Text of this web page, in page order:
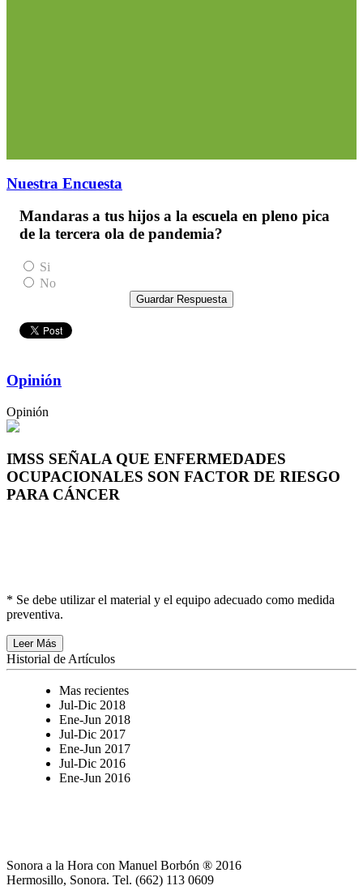
Nuestra Encuesta
Mandaras a tus hijos a la escuela en pleno pica
de la tercera ola de pandemia?
Si
No
Guardar Respuesta
Opinión
Opinión
IMSS SEÑALA QUE ENFERMEDADES
OCUPACIONALES SON FACTOR DE RIESGO
PARA CÁNCER
* Se debe utilizar el material y el equipo adecuado como medida
preventiva.
Leer Más
Historial de Artículos
Mas recientes
Jul-Dic 2018
Ene-Jun 2018
Jul-Dic 2017
Ene-Jun 2017
Jul-Dic 2016
Ene-Jun 2016
Sonora a la Hora con Manuel Borbón ® 2016
Hermosillo, Sonora. Tel. (662) 113 0609